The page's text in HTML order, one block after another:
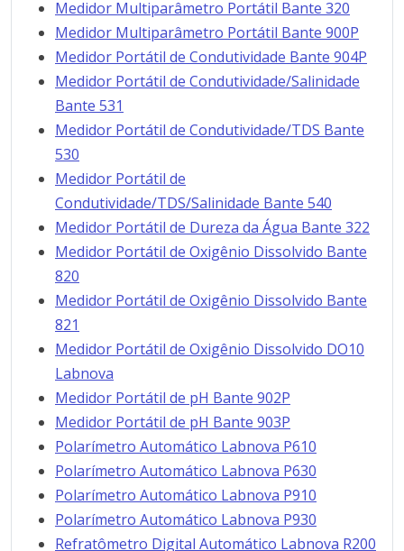
Medidor Multiparâmetro Portátil Bante 320
Medidor Multiparâmetro Portátil Bante 900P
Medidor Portátil de Condutividade Bante 904P
Medidor Portátil de Condutividade/Salinidade
Bante 531
Medidor Portátil de Condutividade/TDS Bante
530
Medidor Portátil de
Condutividade/TDS/Salinidade Bante 540
Medidor Portátil de Dureza da Água Bante 322
Medidor Portátil de Oxigênio Dissolvido Bante
820
Medidor Portátil de Oxigênio Dissolvido Bante
821
Medidor Portátil de Oxigênio Dissolvido DO10
Labnova
Medidor Portátil de pH Bante 902P
Medidor Portátil de pH Bante 903P
Polarímetro Automático Labnova P610
Polarímetro Automático Labnova P630
Polarímetro Automático Labnova P910
Polarímetro Automático Labnova P930
Refratômetro Digital Automático Labnova R200